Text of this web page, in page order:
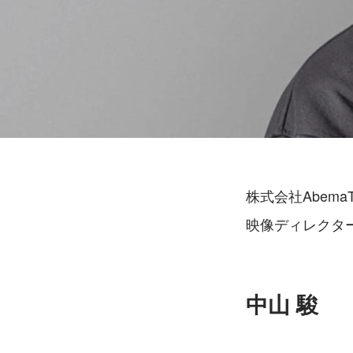
株式会社
映像ディレクタ
中山 駿